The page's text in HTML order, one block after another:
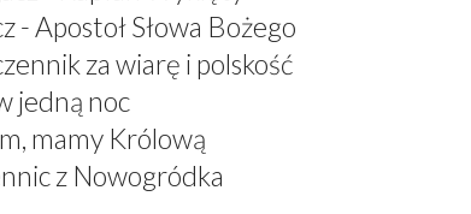
- Apostoł Słowa Bożego
za wiarę i polskość
jedną noc
mamy Królową
z Nowogródka